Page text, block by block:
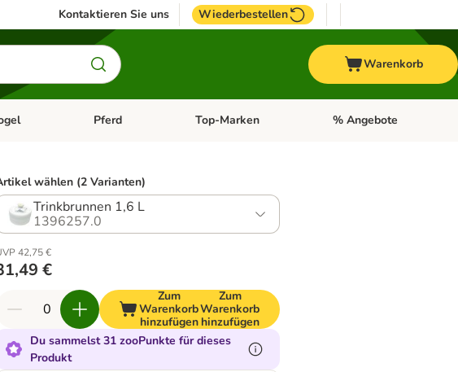
Kontaktieren Sie uns Wiederbestellen
Warenkorb
Menü öffnen: FischKategorie-Menü öffnen: Vogel
Pferd Kategorie-Menü öffnen: Pferd
Top-Marken Kategorie-Menü öffnen:
% Angebote
wählen (2 Varianten)
Trinkbrunnen 1,6 L
1396257.0
42,75 €
€
Zum
Warenkorb
hinzufügen
Zum
Warenkorb
hinzufügen
Du sammelst 31 zooPunkte für dieses
Produkt